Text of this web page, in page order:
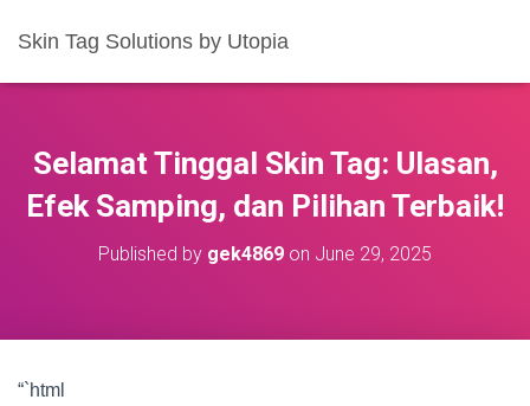
Skin Tag Solutions by Utopia
Selamat Tinggal Skin Tag: Ulasan,
Efek Samping, dan Pilihan Terbaik!
Published by gek4869 on June 29, 2025
“`html